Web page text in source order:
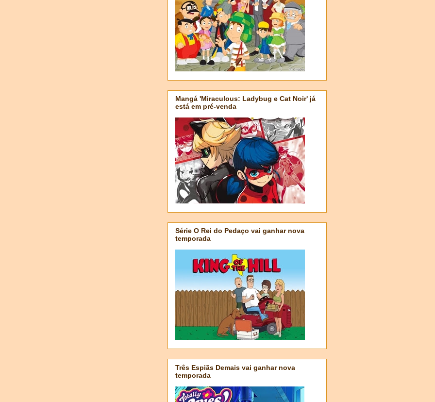
Mangá 'Miraculous: Ladybug e Cat Noir' já
está em pré-venda
Série O Rei do Pedaço vai ganhar nova
temporada
Três Espiãs Demais vai ganhar nova
temporada